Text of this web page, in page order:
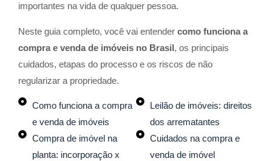
importantes na vida de qualquer pessoa.
Neste guia completo, você vai entender como funciona a
compra e venda de imóveis no Brasil, os principais
cuidados, etapas do processo e os riscos de não
regularizar a propriedade.
Como funciona a compra
e venda de imóveis
Compra de imóvel na
planta: incorporação x
Leilão de imóveis: direitos
dos arrematantes
Cuidados na compra e
venda de imóvel